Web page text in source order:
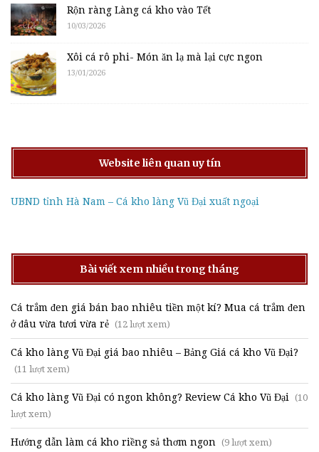
Rộn ràng Làng cá kho vào Tết
10/03/2026
Xôi cá rô phi- Món ăn lạ mà lại cực ngon
13/01/2026
Website liên quan uy tín
UBND tỉnh Hà Nam – Cá kho làng Vũ Đại xuất ngoại
Bài viết xem nhiều trong tháng
Cá trắm đen giá bán bao nhiêu tiền một kí? Mua cá trắm đen
ở đâu vừa tươi vừa rẻ (12 lượt xem)
Cá kho làng Vũ Đại giá bao nhiêu – Bảng Giá cá kho Vũ Đại?
(11 lượt xem)
Cá kho làng Vũ Đại có ngon không? Review Cá kho Vũ Đại (10
lượt xem)
Hướng dẫn làm cá kho riềng sả thơm ngon (9 lượt xem)